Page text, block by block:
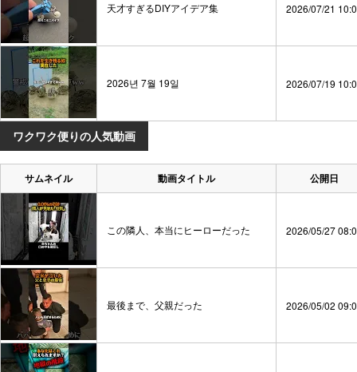
天才すぎるDIYアイデア集 2026/07/21
2026년 7월 19일 2026/07/19
ワクワク便りの人気動画
サムネイル 動画タイトル 公開日
この隣人、本当にヒーローだった 2026/05/27
最後まで、父親だった 2026/05/02